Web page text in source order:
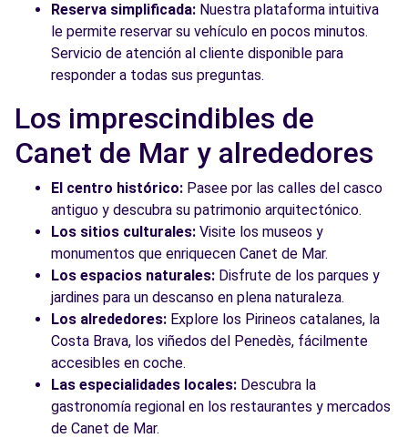
Reserva simplificada: Nuestra plataforma intuitiva
le permite reservar su vehículo en pocos minutos.
Servicio de atención al cliente disponible para
responder a todas sus preguntas.
Los imprescindibles de
Canet de Mar y alrededores
El centro histórico: Pasee por las calles del casco
antiguo y descubra su patrimonio arquitectónico.
Los sitios culturales: Visite los museos y
monumentos que enriquecen Canet de Mar.
Los espacios naturales: Disfrute de los parques y
jardines para un descanso en plena naturaleza.
Los alrededores: Explore los Pirineos catalanes, la
Costa Brava, los viñedos del Penedès, fácilmente
accesibles en coche.
Las especialidades locales: Descubra la
gastronomía regional en los restaurantes y mercados
de Canet de Mar.